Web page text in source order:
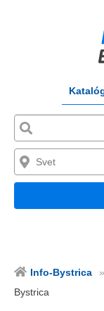
Info-Bystrica
Bystrica